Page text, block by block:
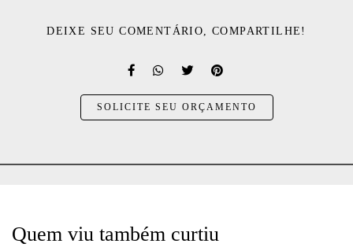
DEIXE SEU COMENTÁRIO, COMPARTILHE!
SOLICITE SEU ORÇAMENTO
Quem viu também curtiu